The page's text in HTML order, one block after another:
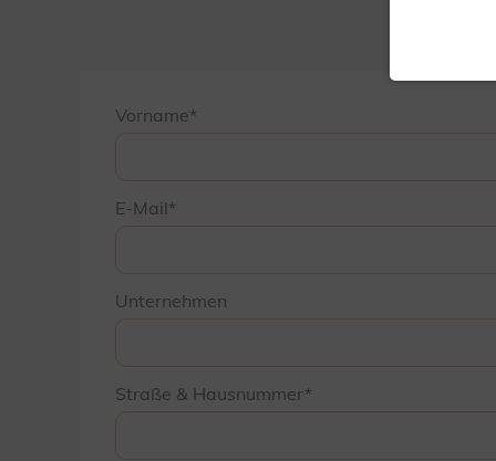
Vorname
E-Mail
Unternehmen
Straße & Hausnummer